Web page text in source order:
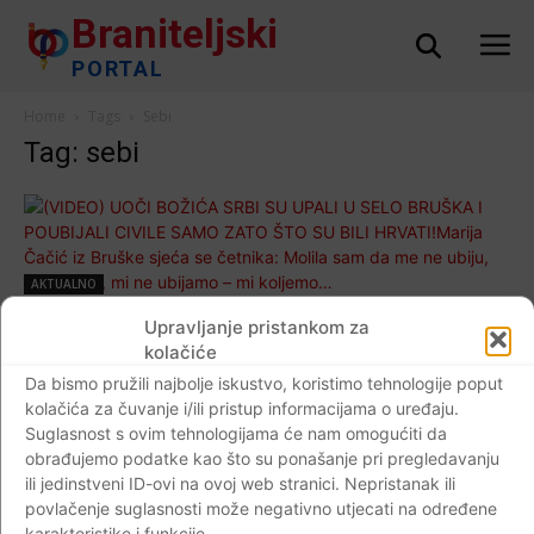
Upravljanje pristankom za
kolačiće
Da bismo pružili najbolje iskustvo, koristimo tehnologije poput
kolačića za čuvanje i/ili pristup informacijama o uređaju.
Suglasnost s ovim tehnologijama će nam omogućiti da
obrađujemo podatke kao što su ponašanje pri pregledavanju
ili jedinstveni ID-ovi na ovoj web stranici. Nepristanak ili
povlačenje suglasnosti može negativno utjecati na određene
Braniteljski
PORTAL
Tag: sebi
AKTUALNO
(VIDEO) UOČI BOŽIĆA SRBI SU UPALI U
SELO BRUŠKA I POUBIJALI CIVILE SAMO
ZATO ŠTO SU BILI HRVATI!Marija Čačić iz
Bruške sjeća se četnika: Molila sam da me
ne ubiju, rekli su mi, mi ne ubijamo – mi
koljemo…
Braniteljski portal - 20.12.2021